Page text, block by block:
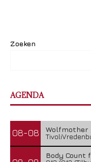
Zoeken
AGENDA
08-08
Wolfmother
Body Count